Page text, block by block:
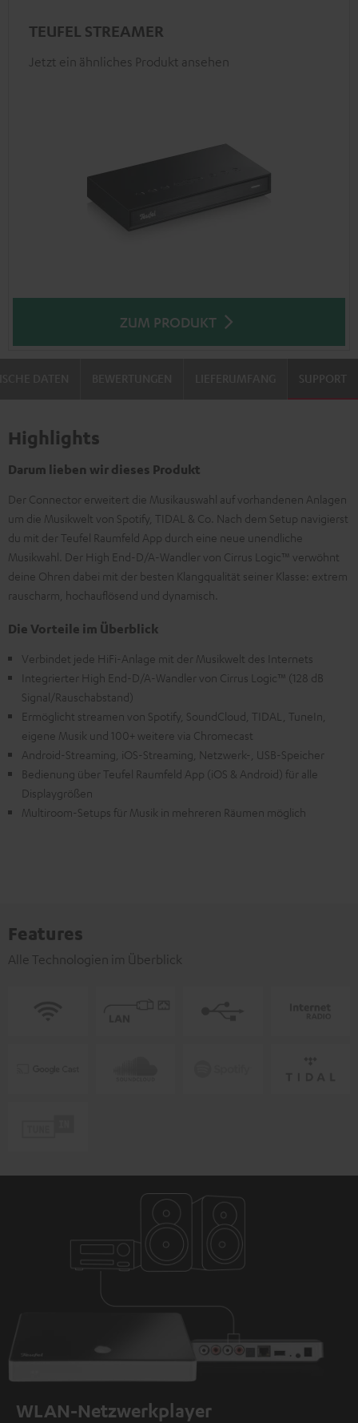
TEUFEL STREAMER
Jetzt ein ähnliches Produkt ansehen
ZUM PRODUKT
SUPPORT
Highlights
Darum lieben wir dieses Produkt
Der Connector erweitert die Musikauswahl auf vorhandenen Anlagen
um die Musikwelt von Spotify, TIDAL & Co. Nach dem Setup navigierst
du mit der Teufel Raumfeld App durch eine neue unendliche
Musikwahl. Der High End-D/A-Wandler von Cirrus Logic™ verwöhnt
deine Ohren dabei mit der besten Klangqualität seiner Klasse: extrem
rauscharm, hochauflösend und dynamisch.
Die Vorteile im Überblick
Verbindet jede HiFi-Anlage mit der Musikwelt des Internets
Integrierter High End-D/A-Wandler von Cirrus Logic™ (128 dB
Signal/Rauschabstand)
Ermöglicht streamen von Spotify, SoundCloud, TIDAL, TuneIn,
eigene Musik und 100+ weitere via Chromecast
Android-Streaming, iOS-Streaming, Netzwerk-, USB-Speicher
Bedienung über Teufel Raumfeld App (iOS & Android) für alle
Displaygrößen
Multiroom-Setups für Musik in mehreren Räumen möglich
Features
Alle Technologien im Überblick
WLAN-Netzwerkplayer